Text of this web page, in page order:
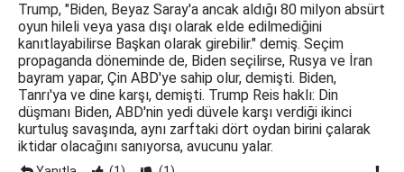
Trump, "Biden, Beyaz Saray'a ancak aldığı 80 milyon absürt
oyun hileli veya yasa dışı olarak elde edilmediğini
kanıtlayabilirse Başkan olarak girebilir." demiş. Seçim
propaganda döneminde de, Biden seçilirse, Rusya ve İran
bayram yapar, Çin ABD'ye sahip olur, demişti. Biden,
Tanrı'ya ve dine karşı, demişti. Trump Reis haklı: Din
düşmanı Biden, ABD'nin yedi düvele karşı verdiği ikinci
kurtuluş savaşında, aynı zarftaki dört oydan birini çalarak
iktidar olacağını sanıyorsa, avucunu yalar.